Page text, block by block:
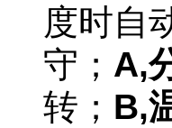
度时自
守； A,
转； B,